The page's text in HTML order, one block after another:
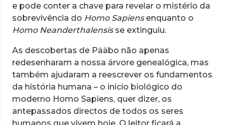
e pode conter a chave para revelar o mistério da
sobrevivência do Homo Sapiensenquanto o
Homo Neanderthalensisse extinguiu.
As descobertas de Pääbo não apenas
redesenharam a nossa árvore genealógica, mas
também ajudaram a reescrever os fundamentos
da história humana – o início biológico do
moderno Homo Sapiens, quer dizer, os
antepassados directos de todos os seres